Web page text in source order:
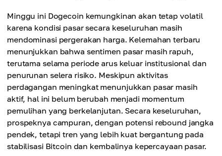
Minggu ini Dogecoin kemungkinan akan tetap volatil
karena kondisi pasar secara keseluruhan masih
mendominasi pergerakan harga. Kelemahan terbaru
menunjukkan bahwa sentimen pasar masih rapuh,
terutama selama periode arus keluar institusional dan
penurunan selera risiko. Meskipun aktivitas
perdagangan meningkat menunjukkan pasar masih
aktif, hal ini belum berubah menjadi momentum
pemulihan yang berkelanjutan. Secara keseluruhan,
prospeknya campuran, dengan potensi rebound jangka
pendek, tetapi tren yang lebih kuat bergantung pada
stabilisasi Bitcoin dan kembalinya kepercayaan pasar.